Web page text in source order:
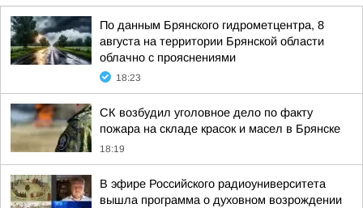
По данным Брянского гидрометцентра, 8
августа на территории Брянской области
облачно с прояснениями
18:23
СК возбудил уголовное дело по факту
пожара на складе красок и масел в Брянске
18:19
В эфире Российского радиоуниверситета
вышла программа о духовном возрождении